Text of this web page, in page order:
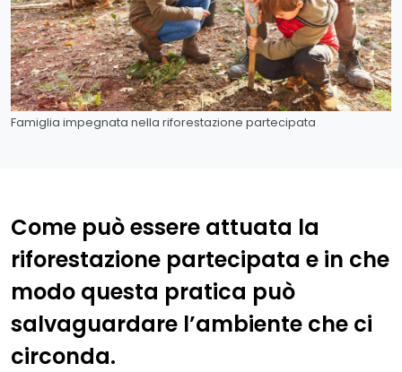
Famiglia impegnata nella riforestazione partecipata
Come può essere attuata la
riforestazione partecipata e in che
modo questa pratica può
salvaguardare l’ambiente che ci
circonda.